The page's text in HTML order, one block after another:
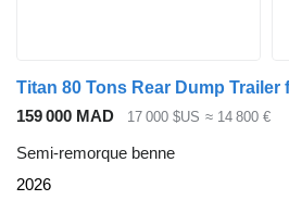
159 000 MAD 17 000 $US ≈ 14 800 €
Semi-remorque benne
2026